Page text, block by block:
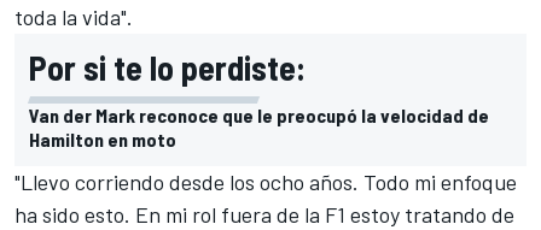
toda la vida".
Por si te lo perdiste:
Van der Mark reconoce que le preocupó la velocidad de
Hamilton en moto
"Llevo corriendo desde los ocho años. Todo mi enfoque
ha sido esto. En mi rol fuera de la F1 estoy tratando de